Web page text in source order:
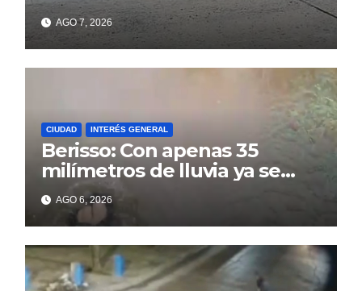
colapso de la red en la calle
14AGO 7, 2026
CIUDAD INTERÉS GENERAL
Berisso: Con apenas 35
milímetros de lluvia ya se
sienten los problemas
AGO 6, 2026